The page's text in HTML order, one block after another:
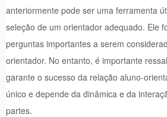
anteriormente pode ser uma ferramenta
seleção de um orientador adequado. Ele
perguntas importantes a serem
orientador. No entanto, é importante
garante o sucesso da relação aluno-
único e depende da dinâmica e da
partes.